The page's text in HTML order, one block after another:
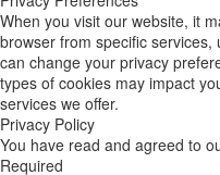
When you visit our website, it
browser from specific
can change your privacy
types of cookies may impact
services we offer.
Privacy Policy
You have read and agreed to
Required